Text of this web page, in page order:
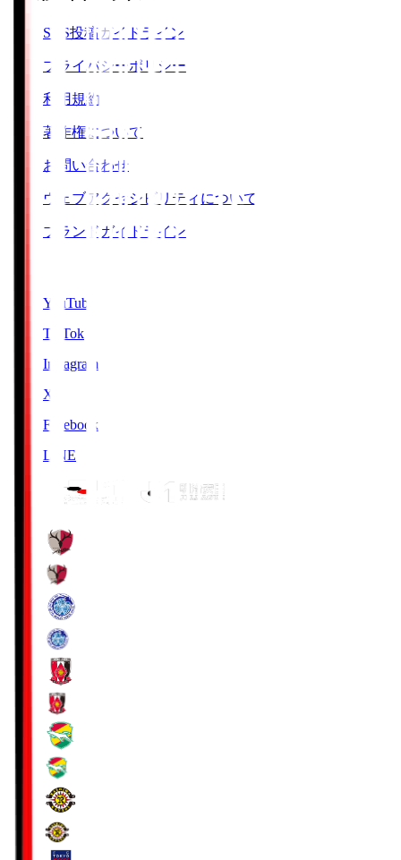
SNS投稿ガイドライン
プライバシーポリシー
利用規約
著作権について
お問い合わせ
ウェブアクセシビリティについて
ブランドガイドライン
YouTube
TikTok
Instagram
X
Facebook
LINE